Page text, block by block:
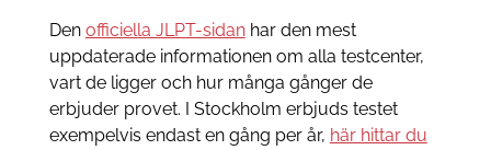
Den officiella JLPT-sidanhar den mest
uppdaterade informationen om alla testcenter,
vart de ligger och hur många gånger de
erbjuder provet. I Stockholm erbjuds testet
exempelvis endast en gång per år, här hittar du